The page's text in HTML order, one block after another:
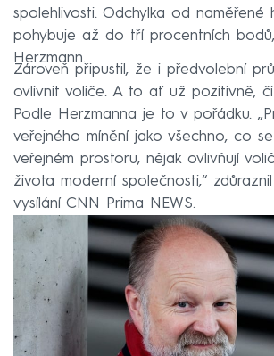
spolehlivosti. Odchylka od naměřené
pohybuje až do tří procentních
Herzmann.
Zároveň připustil, že i předvolební
ovlivnit voliče. A to ať už pozitivně,
Podle Herzmanna je to v pořádku.
veřejného mínění jako všechno, co
veřejném prostoru, nějak ovlivňují
života moderní společnosti,“
vysílání CNN Prima NEWS.